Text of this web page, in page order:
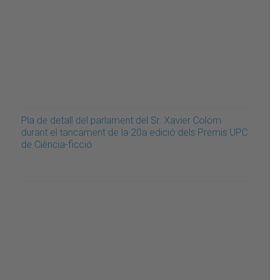
Pla de detall del parlament del Sr. Xavier Colom
durant el tancament de la 20a edició dels Premis UPC
de Ciència-ficció